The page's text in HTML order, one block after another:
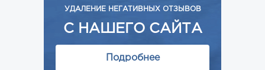
УДАЛЕНИЕ НЕГАТИВНЫХ ОТЗЫВОВ
С НАШЕГО САЙТА
Подробнее